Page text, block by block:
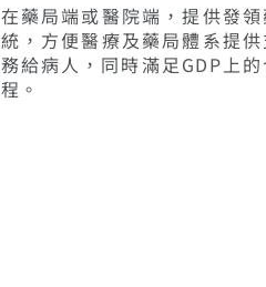
在藥局端或醫院端，提供發
統，方便醫療及藥局體系提
務給病人，同時滿足GDP上
程。